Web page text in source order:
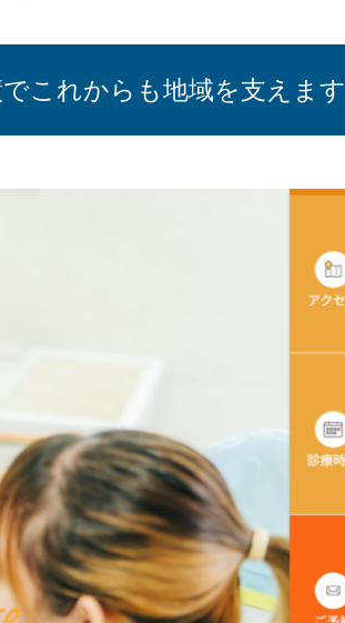
これからも地域を支えます